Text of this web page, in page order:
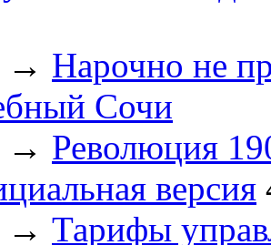
→ Нарочно не
Сочи
→ Революция
версия
→ Тарифы